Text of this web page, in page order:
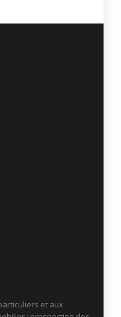
et aux